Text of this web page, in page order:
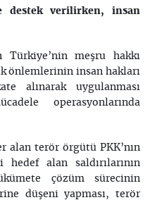
destek verilirken, insan
Türkiye’nin meşru hakkı
önlemlerinin insan hakları
alınarak uygulanması
operasyonlarında
terör örgütü PKK’nın
alan saldırılarının
çözüm sürecinin
düşeni yapması, terör